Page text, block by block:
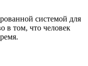
системой для
в том, что человек